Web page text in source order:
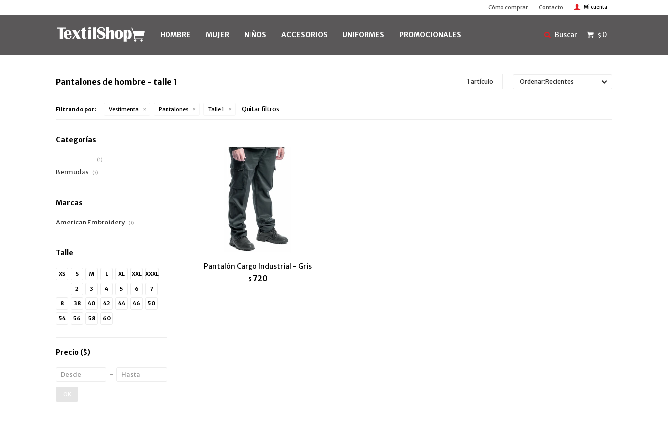
HOMBRE MUJER NIÑOS ACCESORIOS UNIFORMES PROMOCIONALES $ 0
Cómo comprar Contacto
Pantalones de hombre - talle 1 1 artículo Recientes
Filtrando por: Vestimenta Pantalones Talle 1 Quitar filtros
Pantalón Cargo Industrial - Gris
$ 720
Categorías
(1)
Bermudas (3)
Marcas
American Embroidery (1)
Talle
XS S M L XL XXL XXXL
2 3 4 5 6 7
8 38 40 42 44 46 50
54 56 58 60
Precio ($)
OK